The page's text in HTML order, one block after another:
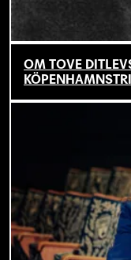
OM TOVE